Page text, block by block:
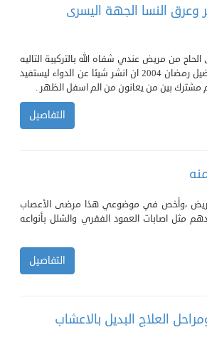
وعرق النسا الجهة اليسرى
من مريض عندي شفاه الله بالتركيبة التاليه
وقد استحلفني بالله في هذا الشهر الفضيل رمضان 2004 ان انشر شيئا عن الدواء ليستفيد
مشترك بين من يعانون من الم اسفل الظهر .
التفاصيل
،وأخص في موضوعي هذا مرضى الأعصاب
اصابات العمود الفقري والشلل بأنواعه
التفاصيل
العلاج البديل بالاعشاب